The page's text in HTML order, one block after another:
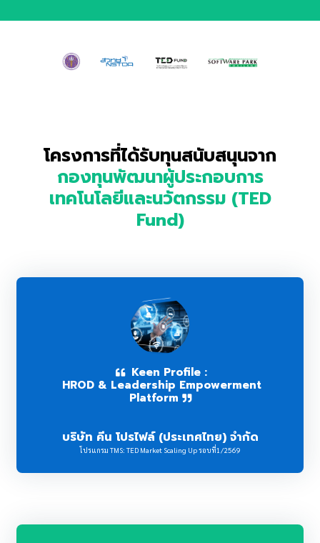
โครงการที่ได้รับทุนสนับสนุนจาก
กองทุนพัฒนาผู้ประกอบการ
เทคโนโลยีและนวัตกรรม (TED
Fund)
Keen Profile :
HROD & Leadership Empowerment
Platform
บริษัท คีน โปรไฟล์ (ประเทศไทย) จำกัด
โปรแกรม TMS: TED Market Scaling Up รอบที่1/2569